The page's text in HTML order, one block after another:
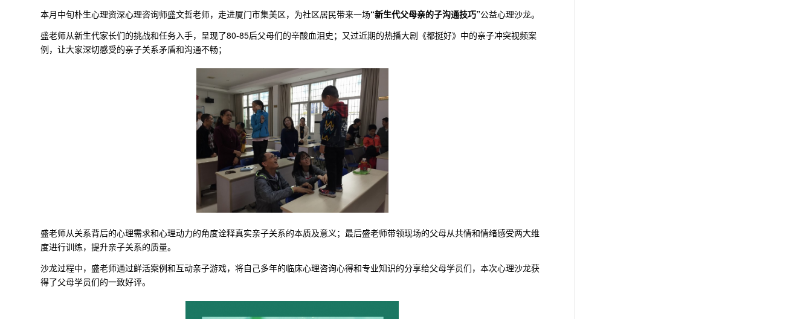
本月中旬朴生心理资深心理咨询师盛文哲老师，走进厦门市集美区，为社区居民带来一场“新生代父母亲的子沟通技巧”公益心理沙龙。
盛老师从新生代家长们的挑战和任务入手，呈现了80-85后父母们的辛酸血泪史；又过近期的热播大剧《都挺好》中的亲子冲突视频案
例，让大家深切感受的亲子关系矛盾和沟通不畅；
盛老师从关系背后的心理需求和心理动力的角度诠释真实亲子关系的本质及意义；最后盛老师带领现场的父母从共情和情绪感受两大维
度进行训练，提升亲子关系的质量。
沙龙过程中，盛老师通过鲜活案例和互动亲子游戏，将自己多年的临床心理咨询心得和专业知识的分享给父母学员们，本次心理沙龙获
得了父母学员们的一致好评。